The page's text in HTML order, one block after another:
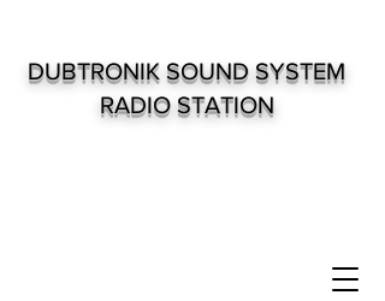
DUBTRONIK SOUND SYSTEM
RADIO STATION